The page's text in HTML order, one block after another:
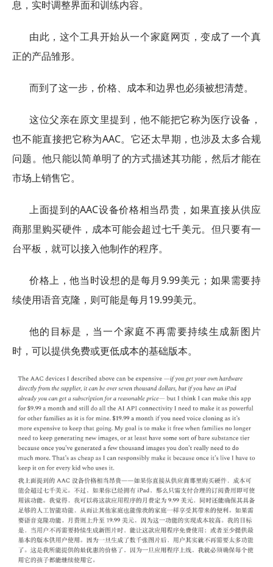
息，实时调整界面和训练内容。
由此，这个工具开始从一个家庭网页，变成了一个真
正的产品雏形。
而到了这一步，价格、成本和边界也必须被想清楚。
这位父亲在原文里提到，他不能把它称为医疗设备，
也不能直接把它称为AAC。它还太早期，也涉及太多合规
问题。他只能以简单明了的方式描述其功能，然后才能在
市场上销售它。
上面提到的AAC设备价格相当昂贵，如果直接从供应
商那里购买硬件，成本可能会超过七千美元。但只要有一
台平板，就可以接入他制作的程序。
价格上，他当时设想的是每月9.99美元；如果需要持
续使用语音克隆，则可能是每月19.99美元。
他的目标是，当一个家庭不再需要持续生成新图片
时，可以提供免费或更低成本的基础版本。